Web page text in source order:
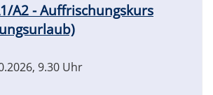
A2 - Auffrischungskurs
9.30 Uhr